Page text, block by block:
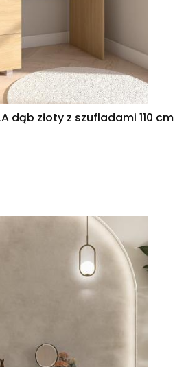
dąb złoty z szufladami 110 cm